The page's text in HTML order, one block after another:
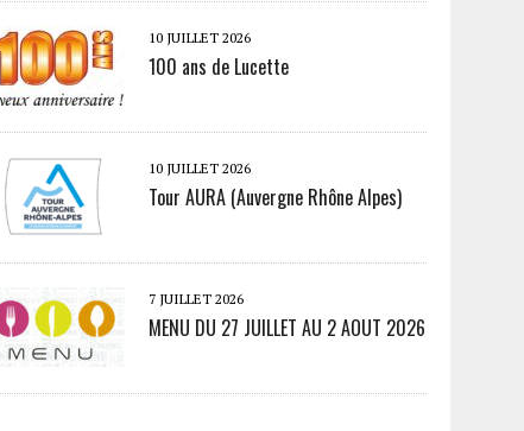
10 JUILLET 2026
100 ans de Lucette
10 JUILLET 2026
Tour AURA (Auvergne Rhône Alpes)
7 JUILLET 2026
MENU DU 27 JUILLET AU 2 AOUT 2026